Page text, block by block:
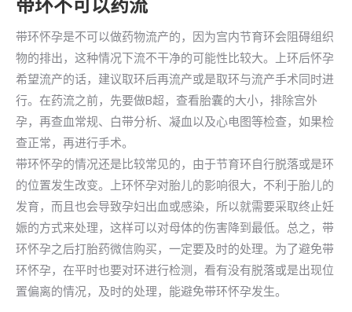
带环不可以药流
带环怀孕是不可以做药物流产的，因为宫内节育环会阻碍组织
物的排出，这种情况下流不干净的可能性比较大。上环后怀孕
希望流产的话，建议取环后再流产或是取环与流产手术同时进
行。在药流之前，先要做B超，查看胎囊的大小，排除宫外
孕，再查血常规、白带分析、凝血以及心电图等检查，如果检
查正常，再进行手术。
带环怀孕的情况还是比较常见的，由于节育环自行脱落或是环
的位置发生改变。上环怀孕对胎儿的影响很大，不利于胎儿的
发育，而且也会导致孕妇出血或感染，所以就需要采取终止妊
娠的方式来处理，这样可以对母体的伤害降到最低。总之，带
环怀孕之后打胎药微信购买，一定要及时的处理。为了避免带
环怀孕，在平时也要对环进行检测，看有没有脱落或是出现位
置偏离的情况，及时的处理，能避免带环怀孕发生。